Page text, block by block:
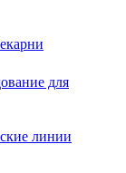
для
линии